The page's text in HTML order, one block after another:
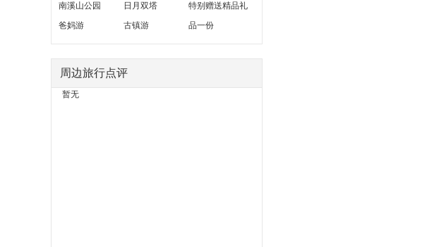
南溪山公园
日月双塔
特别赠送精品礼
品一份
爸妈游 古镇游
周边旅行点评
暂无